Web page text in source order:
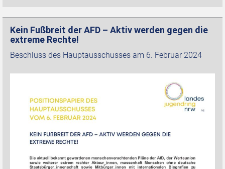
Kein Fußbreit der AFD – Aktiv werden gegen die
extreme Rechte!
Beschluss des Hauptausschusses am 6. Februar 2024